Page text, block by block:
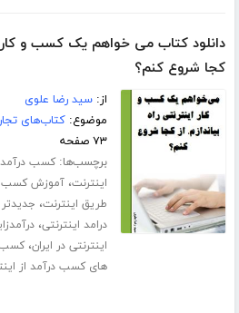
دانلود کتاب می خواهم یک کسب و کار
کجا شروع کنم؟
از:سید رضا علوی
موضوع:کتاب‌های
۷۳ صفحه
برچسب‌ها:کسب درآمد
اینترنت،آموزش کسب
طریق اینترنت،
درامد اینترنتی،
اینترنتی در ایران،کسب
های کسب درآمد از